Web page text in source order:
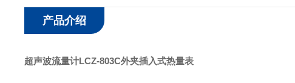
产品介绍
超声波流量计LCZ-803C外夹插入式热量表